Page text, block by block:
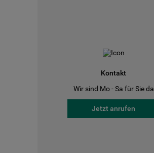
Kontakt
Wir sind Mo - Sa für Sie da
Jetzt anrufen